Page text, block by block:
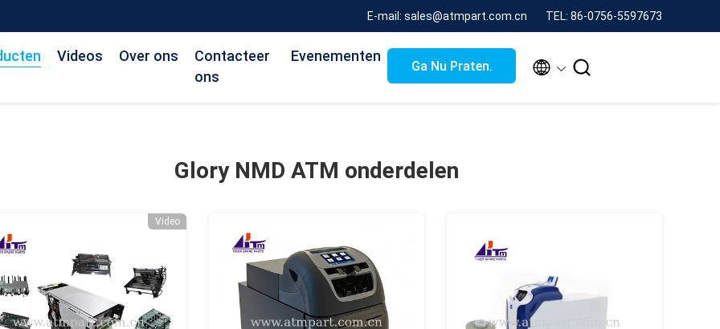
E-mail: sales@atmpart.com.cn TEL: 86-0756-5597673
Videos Over ons
Contacteer
ons
Evenementen
Ga Nu Praten.  
Glory NMD ATM onderdelen
Video